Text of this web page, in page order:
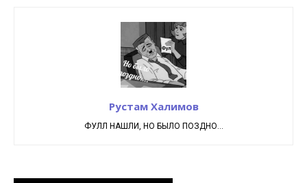
Рустам Халимов
ФУЛЛ НАШЛИ, НО БЫЛО ПОЗДНО...